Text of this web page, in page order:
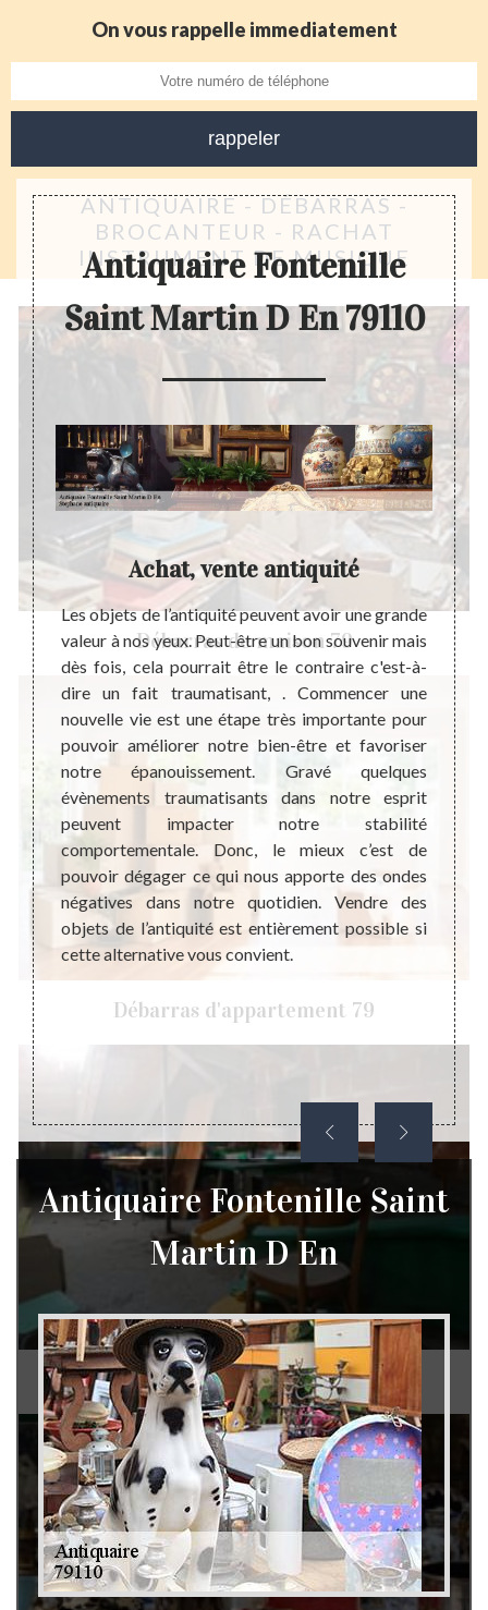
On vous rappelle immediatement
ANTIQUAIRE - DÉBARRAS -
BROCANTEUR - RACHAT
INSTRUMENT DE MUSIQUE
Débarras de maison 79
Débarras d'appartement 79
Débarras de grenier et cave 79
Antiquaire Fontenille
Saint Martin D En 79110
par
fait
de
ce
objet
son
qu’il
Achat, vente antiquité
Les objets de l’antiquité peuvent avoir une grande
valeur à nos yeux. Peut-être un bon souvenir mais
dès fois, cela pourrait être le contraire c'est-à-
dire un fait traumatisant, . Commencer une
nouvelle vie est une étape très importante pour
pouvoir améliorer notre bien-être et favoriser
notre épanouissement. Gravé quelques
évènements traumatisants dans notre esprit
peuvent impacter notre stabilité
comportementale. Donc, le mieux c’est de
pouvoir dégager ce qui nous apporte des ondes
négatives dans notre quotidien. Vendre des
objets de l’antiquité est entièrement possible si
cette alternative vous convient.
et
pas
un
une
que
ne
Antiquaire Fontenille Saint
Martin D En